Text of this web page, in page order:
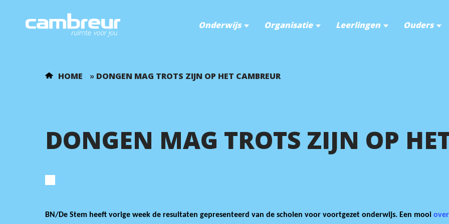
Onderwijs Organisatie Leerlingen Ouders
HOME » DONGEN MAG TROTS ZIJN OP HET CAMBREUR
DONGEN MAG TROTS ZIJN OP
BN/De Stem heeft vorige week de resultaten gepresenteerd van de scholen voor voortgezet onderwijs. Een mooi